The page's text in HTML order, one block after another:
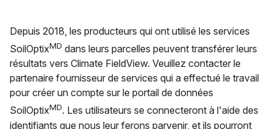
Depuis 2018, les producteurs qui ont utilisé les services
SoilOptixMD dans leurs parcelles peuvent transférer leurs
résultats vers Climate FieldView. Veuillez contacter le
partenaire fournisseur de services qui a effectué le travail
pour créer un compte sur le portail de données
SoilOptixMD. Les utilisateurs se connecteront à l'aide des
identifiants que nous leur ferons parvenir, et ils pourront